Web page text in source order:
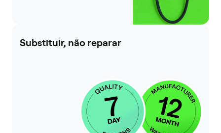
Substituir, não reparar